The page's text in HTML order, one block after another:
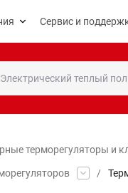
Сервис и
терморегуляторы и
/